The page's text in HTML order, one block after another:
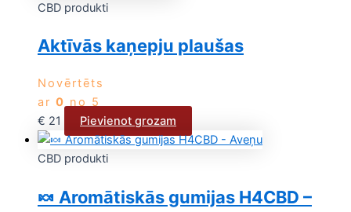
CBD produkti
Aktīvās kaņepju plaušas
Novērtēts
ar 0 no 5
€ 21 Pievienot grozam
CBD produkti
🍬 Aromātiskās gumijas H4CBD –